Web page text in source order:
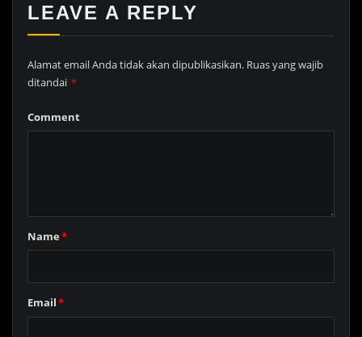
LEAVE A REPLY
Alamat email Anda tidak akan dipublikasikan. Ruas yang wajib
ditandai *
Comment
Name*
Email*